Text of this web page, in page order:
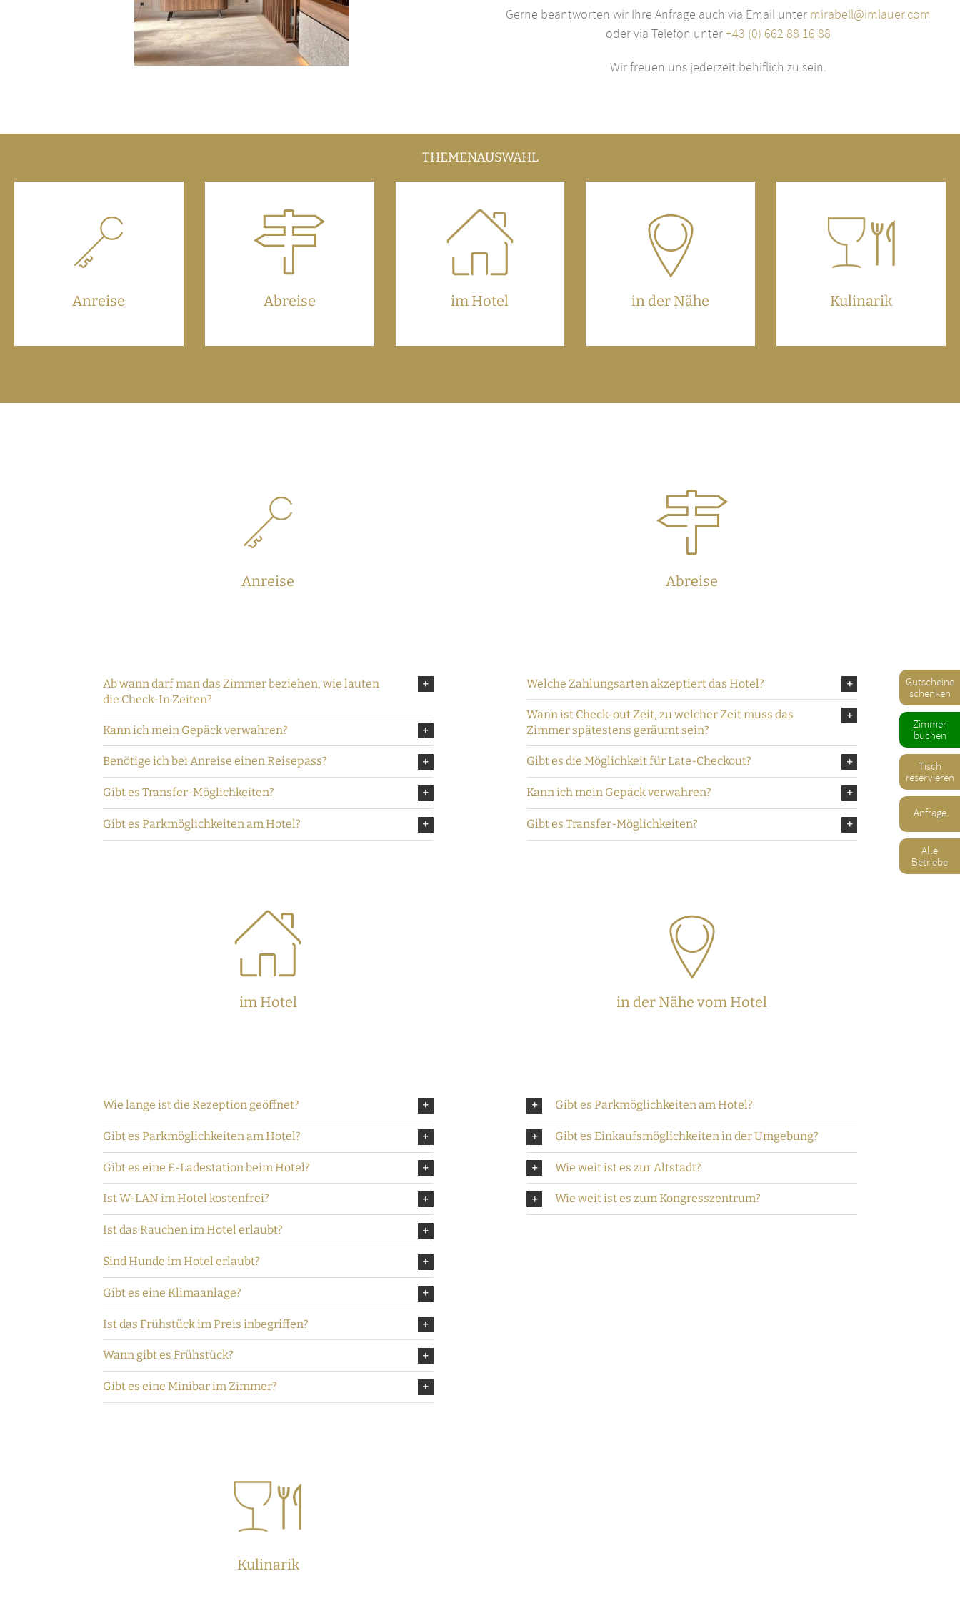
Gutscheine
schenken
Zimmer
buchen
Tisch
reservieren
Anfrage
Alle
Betriebe
Gerne beantworten wir Ihre Anfrage auch via Email unter mirabell@imlauer.com
oder via Telefon unter+43 (0) 662 88 16 88
Wir freuen uns jederzeit behiflich zu sein.
THEMENAUSWAHL
Anreise Abreise im Hotel in der Nähe Kulinarik
Anreise
Ab wann darf man das Zimmer beziehen, wie lauten
die Check-In Zeiten?
Kann ich mein Gepäck verwahren?
Benötige ich bei Anreise einen Reisepass?
Gibt es Transfer-Möglichkeiten?
Gibt es Parkmöglichkeiten am Hotel?
Abreise
Welche Zahlungsarten akzeptiert das Hotel?
Wann ist Check-out Zeit, zu welcher Zeit muss das
Zimmer spätestens geräumt sein?
Gibt es die Möglichkeit für Late-Checkout?
Kann ich mein Gepäck verwahren?
Gibt es Transfer-Möglichkeiten?
im Hotel
Wie lange ist die Rezeption geöffnet?
Gibt es Parkmöglichkeiten am Hotel?
Gibt es eine E-Ladestation beim Hotel?
Ist W-LAN im Hotel kostenfrei?
Ist das Rauchen im Hotel erlaubt?
Sind Hunde im Hotel erlaubt?
Gibt es eine Klimaanlage?
Ist das Frühstück im Preis inbegriffen?
Wann gibt es Frühstück?
Gibt es eine Minibar im Zimmer?
in der Nähe vom Hotel
Gibt es Parkmöglichkeiten am Hotel?
Gibt es Einkaufsmöglichkeiten in der Umgebung?
Wie weit ist es zur Altstadt?
Wie weit ist es zum Kongresszentrum?
Kulinarik